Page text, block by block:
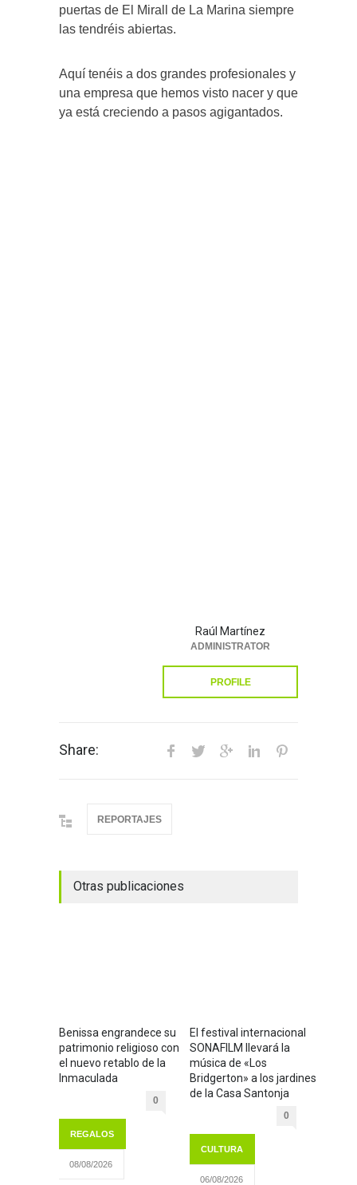
puertas de El Mirall de La Marina siempre
las tendréis abiertas.
Aquí tenéis a dos grandes profesionales y
una empresa que hemos visto nacer y que
ya está creciendo a pasos agigantados.
Raúl Martínez
ADMINISTRATOR
PROFILE
Share:
REPORTAJES
Otras publicaciones
Benissa engrandece su
patrimonio religioso con
el nuevo retablo de la
Inmaculada
0
REGALOS
08/08/2026
El festival internacional
SONAFILM llevará la
música de «Los
Bridgerton» a los jardines
de la Casa Santonja
0
CULTURA
06/08/2026